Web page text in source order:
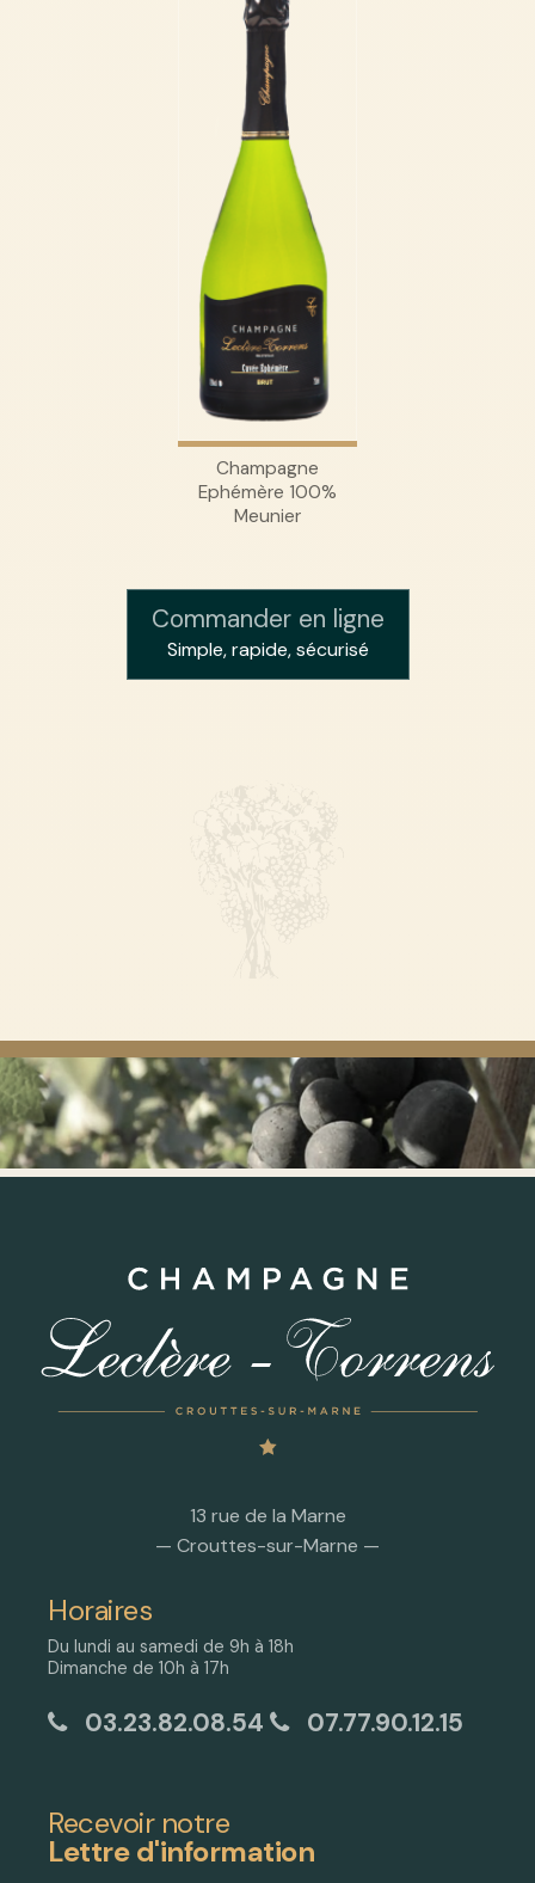
Champagne
Ephémère 100%
Meunier
Commander en ligne
Simple, rapide, sécurisé
13 rue de la Marne
— Crouttes-sur-Marne —
Horaires
Du lundi au samedi de 9h à 18h
Dimanche de 10h à 17h
03.23.82.08.54 07.77.90.12.15
Recevoir notre
Lettre d'information